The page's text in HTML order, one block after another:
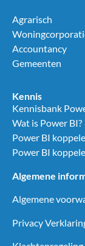
Agrarisch
Accountancy
Gemeenten
Kennis
Kennisbank
Wat is Power BI?
Power BI
Power BI
Algemene
Algemene
Privacy